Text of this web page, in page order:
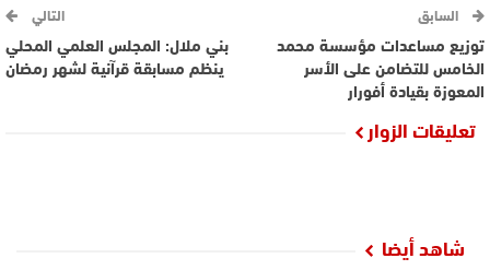
السابق
توزيع مساعدات مؤسسة محمد
الخامس للتضامن على الأسر
المعوزة بقيادة أفورار
التالي
بني ملال: المجلس العلمي المحلي
ينظم مسابقة قرآنية لشهر رمضان
تعليقات الزوار
شاهد أيضا